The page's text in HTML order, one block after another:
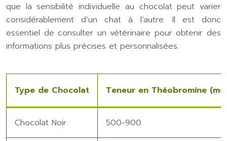
que la sensibilité individuelle au chocolat peut varier
considérablement d’un chat à l’autre. Il est donc
essentiel de consulter un vétérinaire pour obtenir des
informations plus précises et personnalisées.
Type de Chocolat Teneur en Théobromine
Chocolat Noir 500-900